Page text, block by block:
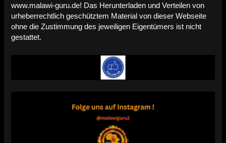
www.malawi-guru.de! Das Herunterladen und Verteilen von
urheberrechtlich geschütztem Material von dieser Webseite
ohne die Zustimmung des jeweiligen Eigentümers ist nicht
gestattet.